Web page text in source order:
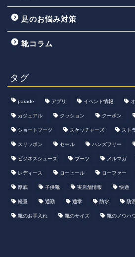
足のお悩み対策
靴コラム
タグ
parade アプリ イベント情報
カジュアル クッション クーポン
ショートブーツ スケッチャーズ スト
スリッポン セール ハンズフリー
ビジネスシューズ ブーツ メルマガ
レディース ローヒール ローファー
厚底 子供靴 実店舗情報 快適
軽量 通勤 通学 防水 防
靴のお手入れ 靴のサイズ 靴のノウハ